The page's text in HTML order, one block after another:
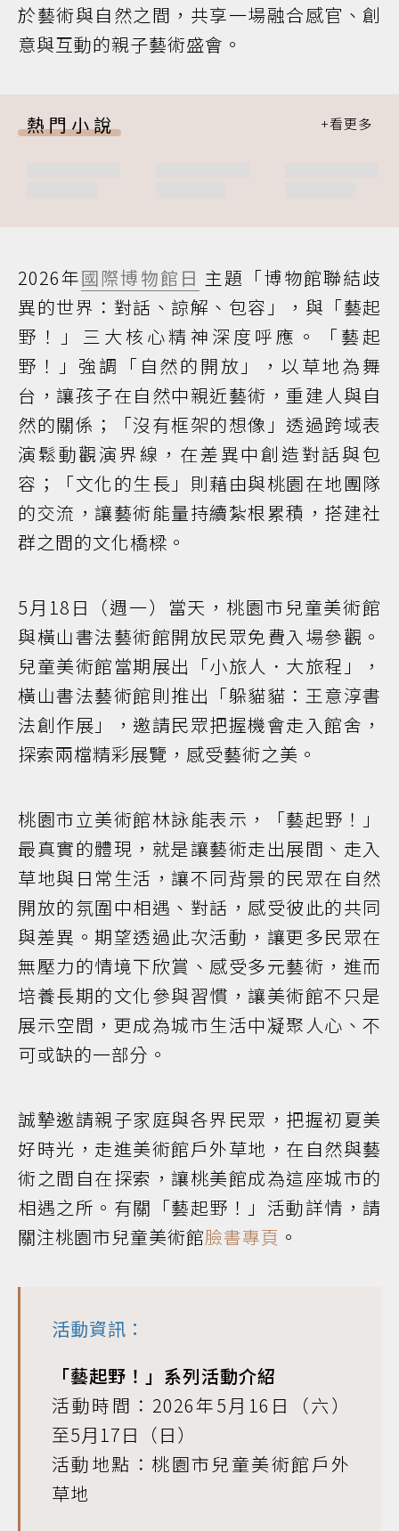
於藝術與自然之間，共享一場融合感官、創
意與互動的親子藝術盛會。
熱門小說
2026年國際博物館日 主題「博物館聯結歧
異的世界：對話、諒解、包容」，與「藝起
野！」三大核心精神深度呼應。「藝起
野！」強調「自然的開放」，以草地為舞
台，讓孩子在自然中親近藝術，重建人與自
然的關係；「沒有框架的想像」透過跨域表
演鬆動觀演界線，在差異中創造對話與包
容；「文化的生長」則藉由與桃園在地團隊
的交流，讓藝術能量持續紮根累積，搭建社
群之間的文化橋樑。
5月18日（週一）當天，桃園市兒童美術館
與橫山書法藝術館開放民眾免費入場參觀。
兒童美術館當期展出「小旅人．大旅程」，
橫山書法藝術館則推出「躲貓貓：王意淳書
法創作展」，邀請民眾把握機會走入館舍，
探索兩檔精彩展覽，感受藝術之美。
桃園市立美術館林詠能表示，「藝起野！」
最真實的體現，就是讓藝術走出展間、走入
草地與日常生活，讓不同背景的民眾在自然
開放的氛圍中相遇、對話，感受彼此的共同
與差異。期望透過此次活動，讓更多民眾在
無壓力的情境下欣賞、感受多元藝術，進而
培養長期的文化參與習慣，讓美術館不只是
展示空間，更成為城市生活中凝聚人心、不
可或缺的一部分。
誠摯邀請親子家庭與各界民眾，把握初夏美
好時光，走進美術館戶外草地，在自然與藝
術之間自在探索，讓桃美館成為這座城市的
相遇之所。有關「藝起野！」活動詳情，請
關注桃園市兒童美術館臉書專頁 。
活動資訊：
「藝起野！」系列活動介紹
活動時間：2026年5月16日（六）
至5月17日（日）
活動地點：桃園市兒童美術館戶外
草地